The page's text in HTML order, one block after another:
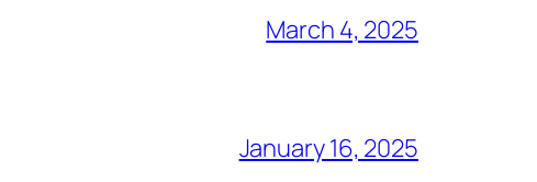
March 4, 2025
January 16, 2025